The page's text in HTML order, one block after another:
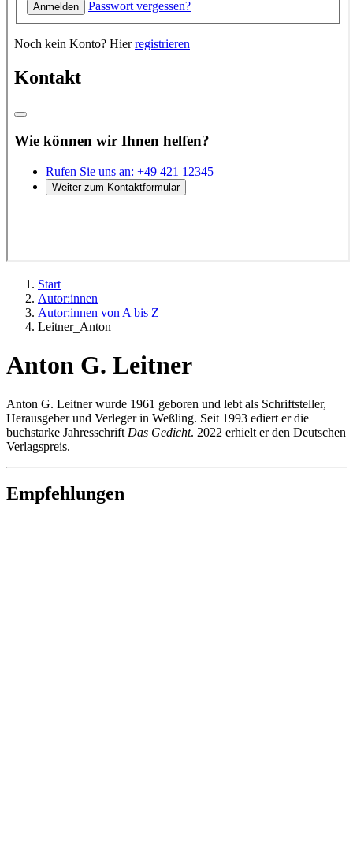
Start
Autor:innen
Autor:innen von A bis Z
Leitner_Anton
Anton G. Leitner
Anton G. Leitner wurde 1961 geboren und lebt als Schriftsteller,
Herausgeber und Verleger in Weßling. Seit 1993 ediert er die
buchstarke Jahresschrift Das Gedicht. 2022 erhielt er den Deutschen
Verlagspreis.
Empfehlungen